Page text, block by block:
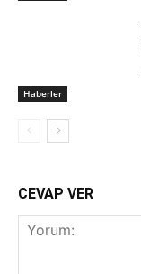
Haberler
CEVAP VER